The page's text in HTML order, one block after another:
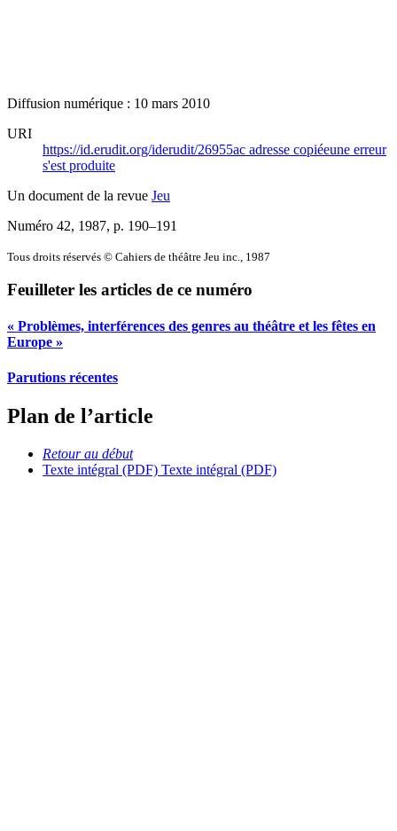
Diffusion numérique : 10 mars 2010
URI
https://id.erudit.org/iderudit/26955ac adresse copiéeune erreur
s'est produite
Un document de la revue Jeu
Numéro 42, 1987, p. 190–191
Tous droits réservés © Cahiers de théâtre Jeu inc., 1987
Feuilleter les articles de ce numéro
« Problèmes, interférences des genres au théâtre et les fêtes en
Europe »
Parutions récentes
Plan de l’article
Retour au début
Texte intégral (PDF) Texte intégral (PDF)